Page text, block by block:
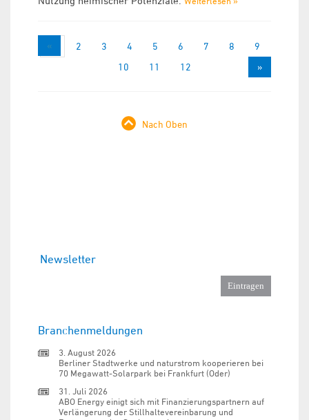
«1 2 3 4 5 6 7 8
9
10
11 12 »
Nach Oben
Newsletter
Branchenmeldungen
3. August 2026
Berliner Stadtwerke und naturstrom kooperieren bei
70 Megawatt-Solarpark bei Frankfurt (Oder)
31. Juli 2026
ABO Energy einigt sich mit Finanzierungspartnern auf
Verlängerung der Stillhaltevereinbarung und